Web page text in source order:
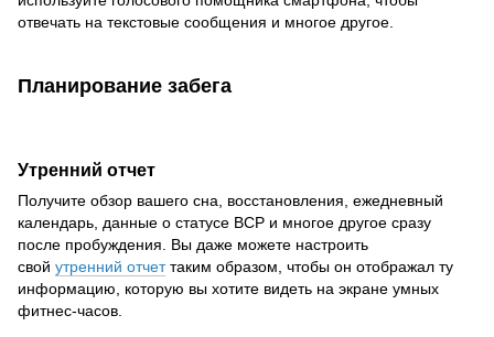
отвечать на текстовые сообщения и многое другое.
Планирование забега
Утренний отчет
Получите обзор вашего сна, восстановления, ежедневный
календарь, данные о статусе ВСР и многое другое сразу
после пробуждения. Вы даже можете настроить
свой утренний отчеттаким образом, чтобы он отображал ту
информацию, которую вы хотите видеть на экране умных
фитнес-часов.